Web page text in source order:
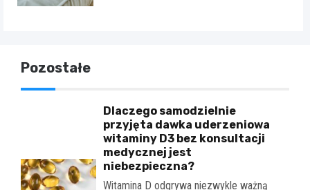
Pozostałe
Dlaczego samodzielnie
przyjęta dawka uderzeniowa
witaminy D3 bez konsultacji
medycznej jest
niebezpieczna?
Witamina D odgrywa niezwykle ważną